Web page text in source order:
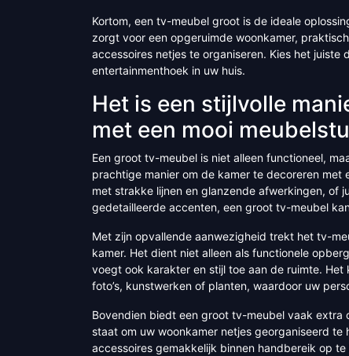
Kortom, een tv-meubel groot is de ideale
zorgt voor een opgeruimde woonkamer,
accessoires netjes te organiseren. Kies het
entertainmenthoek in uw huis.
Het is een stijlvolle
met een mooi
Een groot tv-meubel is niet alleen functioneel,
prachtige manier om de kamer te decoreren met
met strakke lijnen en glanzende afwerkingen, of
gedetailleerde accenten, een groot tv-meubel
Met zijn opvallende aanwezigheid trekt het tv-
kamer. Het dient niet alleen als functionele
voegt ook karakter en stijl toe aan de ruimte.
foto’s, kunstwerken of planten, waardoor uw
Bovendien biedt een groot tv-meubel vaak
staat om uw woonkamer netjes georganiseerd
accessoires gemakkelijk binnen handbereik op